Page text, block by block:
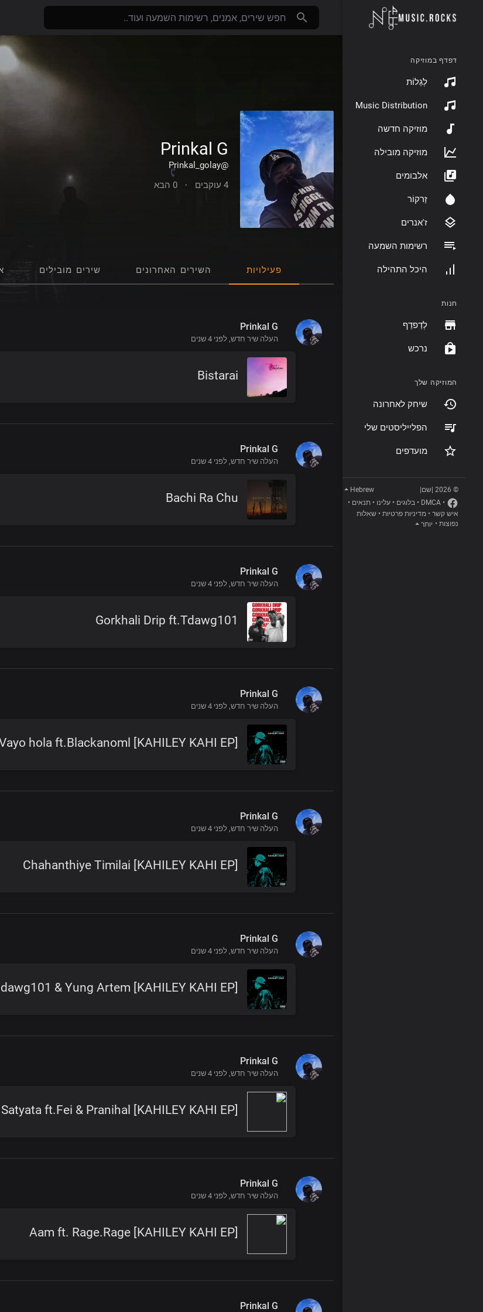
דפדף במוזיקה
לְגַלוֹת
Music Distribution
מוזיקה חדשה
מוזיקה מובילה
אלבומים
זַרקוֹר
ז'אנרים
רשימות השמעה
היכל התהילה
חנות
לְדַפדֵף
נרכש
המוזיקה שלך
שיחק לאחרונה
הפלייליסטים שלי
מועדפים
© 2026 |שם|
Hebrew
•
DMCA
• בלוגים • עלינו • תנאים •
איש קשר • מדיניות פרטיות • שאלות
נפוצות • יותר
Prinkal G
@Prinkal_golay
4 עוקבים
· 0 הבא
פעילויות השירים האחרונים שירים מובילים
Prinkal G
העלה שיר חדש, לפני 4 שנים
Bistarai
Prinkal G
העלה שיר חדש, לפני 4 שנים
Bachi Ra Chu
Prinkal G
העלה שיר חדש, לפני 4 שנים
Gorkhali Drip ft.Tdawg101
Prinkal G
העלה שיר חדש, לפני 4 שנים
hola ft.Blackanoml [KAHILEY KAHI EP]
Prinkal G
העלה שיר חדש, לפני 4 שנים
Chahanthiye Timilai [KAHILEY KAHI EP]
Prinkal G
העלה שיר חדש, לפני 4 שנים
Prinkal G
העלה שיר חדש, לפני 4 שנים
Satyata ft.Fei & Pranihal [KAHILEY KAHI EP]
Prinkal G
העלה שיר חדש, לפני 4 שנים
Aam ft. Rage.Rage [KAHILEY KAHI EP]
Prinkal G